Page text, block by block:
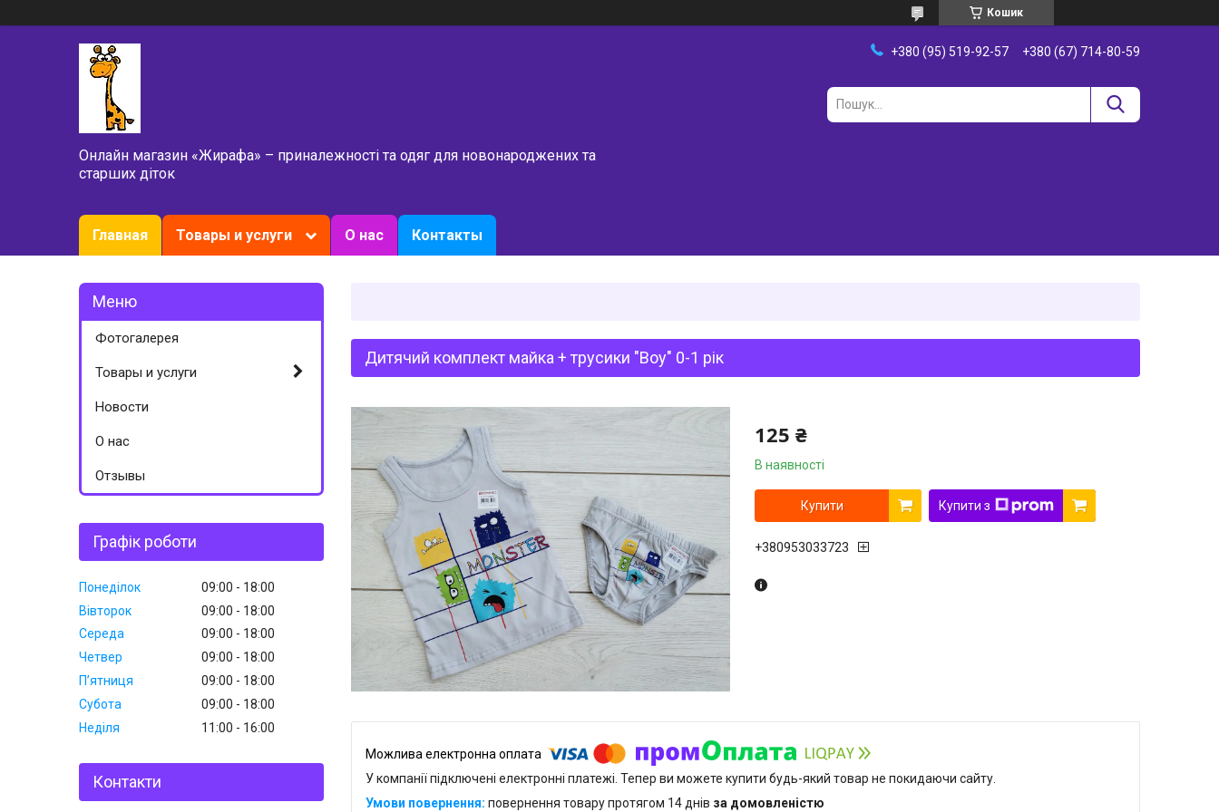
Кошик
Онлайн магазин «Жирафа» – приналежності та одяг для новонароджених та
старших діток
+380 (95) 519-92-57 +380 (67) 714-80-59
Главная Товары и услуги О нас Контакты
Дитячий комплект майка + трусики "Boy" 0-1 рік
125 ₴
В наявності
Купити Купити з
+380953033723
У компанії підключені електронні платежі. Тепер ви можете купити будь-який товар не покидаючи сайту.
повернення товару протягом 14 днів за домовленістю
Фотогалерея
Товары и услуги
Новости
О нас
Отзывы
Графік роботи
Понеділок 09:00
18:00
Вівторок
09:00
18:00
Середа
09:00
18:00
Четвер
09:00
18:00
Пʼятниця
09:00
18:00
Субота
09:00
18:00
Неділя
11:00 16:00
Контакти